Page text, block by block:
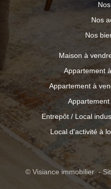
Nos
Nos
Maison à
Appartement
Appartement à
Entrepôt / Local
Local d'activité à
© Visiance immobilier -